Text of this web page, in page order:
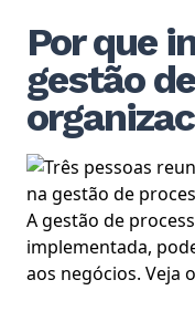
Por que
gestão
A gestão de
implementada,
aos negócios. Veja